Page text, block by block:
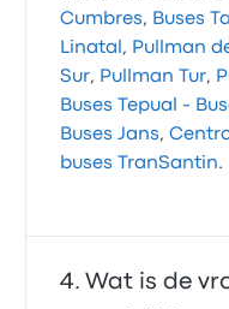
Cumbres, Buses
Linatal , Pullman
Sur, Pullman Tur,
Buses Tepual -
Buses Jans,
buses TranSantin.
Wat is de